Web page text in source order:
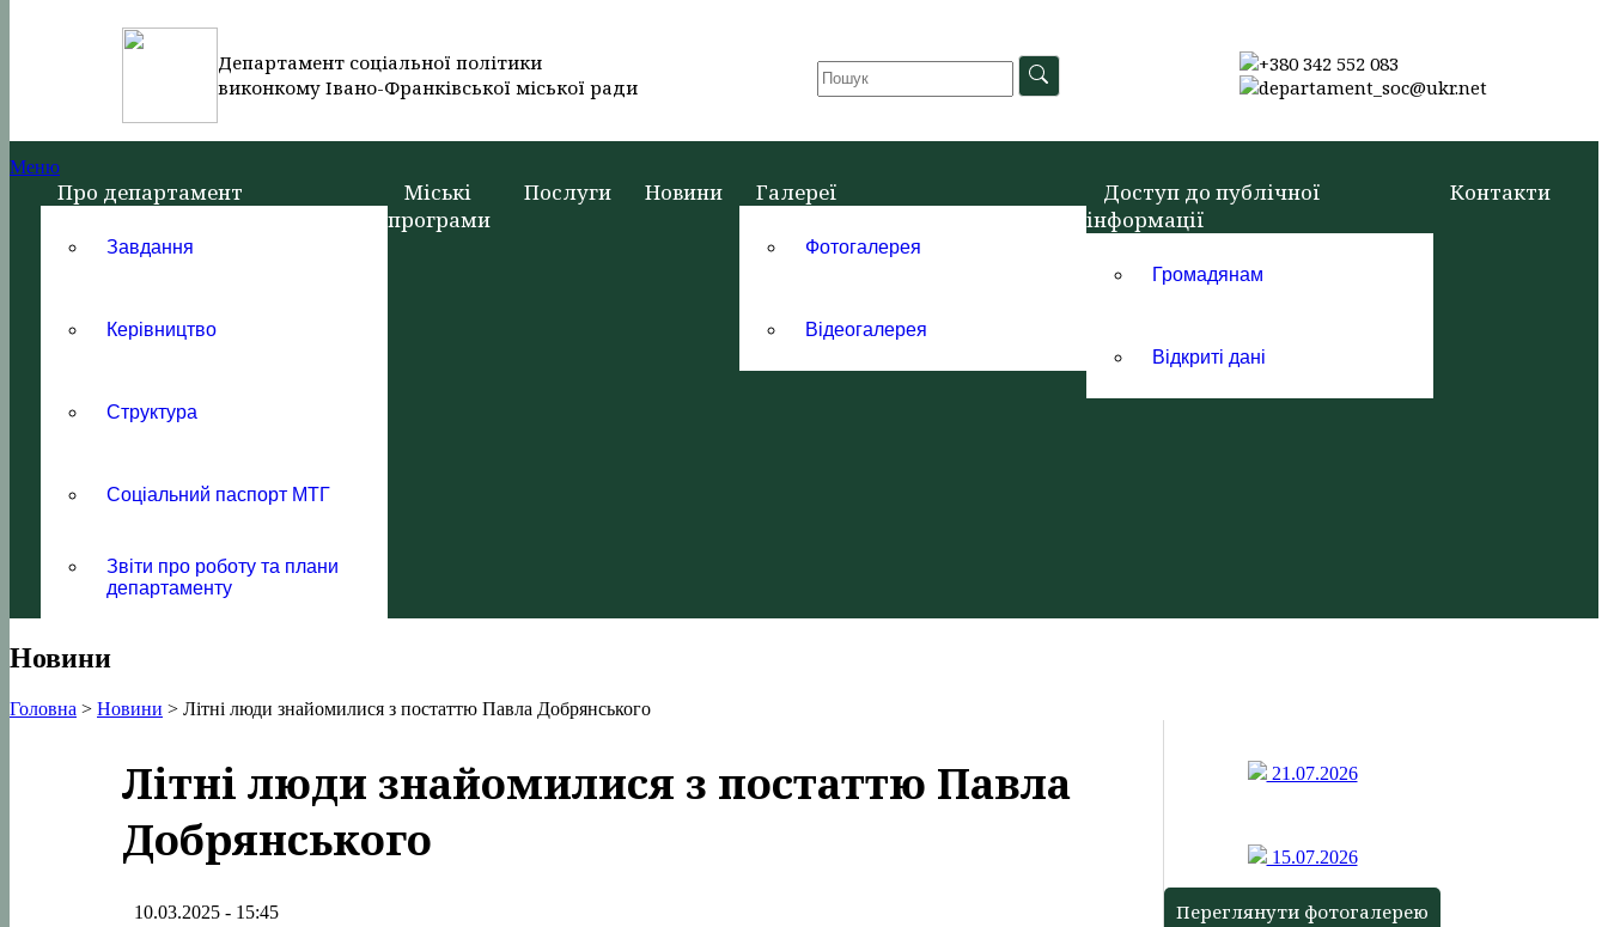
Департамент соціальної політики
виконкому Івано-Франківської міської ради
+380 342 552 083
departament_soc@ukr.net
Меню
Про департамент
Завдання
Керівництво
Структура
Соціальний паспорт МТГ
Звіти про роботу та плани
департаменту
Міські
програми
Послуги Новини Галереї
Фотогалерея
Відеогалерея
Доступ до публічної
інформації
Громадянам
Відкриті дані
Контакти
Новини
Головна > Новини > Літні люди знайомилися з постаттю Павла Добрянського
Літні люди знайомилися з постаттю Павла
Добрянського
10.03.2025 - 15:45
21.07.2026
15.07.2026
Переглянути фотогалерею